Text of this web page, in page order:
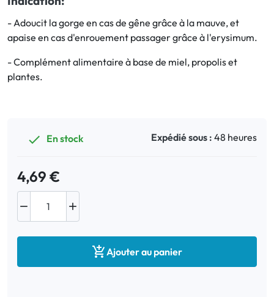
Bucco-dentaire
Anti-Poux
Divers
- Adoucit la gorge en cas de gêne grâce à la mauve, et
apaise en cas d'enrouement passager grâce à l'erysimum.
- Complément alimentaire à base de miel, propolis et
plantes.
 En stock Expédié sous : 48 heures
4,69 €
 
Ajouter au panier